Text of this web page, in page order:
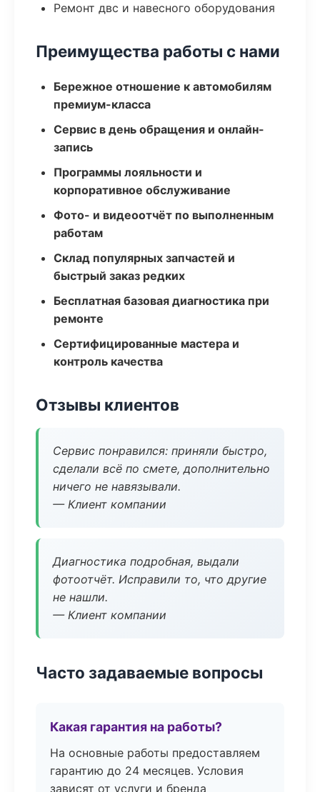
Ремонт двс и навесного оборудования
Преимущества работы с нами
Бережное отношение к автомобилям
премиум-класса
Сервис в день обращения и онлайн-
запись
Программы лояльности и
корпоративное обслуживание
Фото- и видеоотчёт по выполненным
работам
Склад популярных запчастей и
быстрый заказ редких
Бесплатная базовая диагностика при
ремонте
Сертифицированные мастера и
контроль качества
Отзывы клиентов
Сервис понравился: приняли быстро,
сделали всё по смете, дополнительно
ничего не навязывали.
— Клиент компании
Диагностика подробная, выдали
фотоотчёт. Исправили то, что другие
не нашли.
— Клиент компании
Часто задаваемые вопросы
Какая гарантия на работы?
На основные работы предоставляем
гарантию до 24 месяцев. Условия
зависят от услуги и бренда